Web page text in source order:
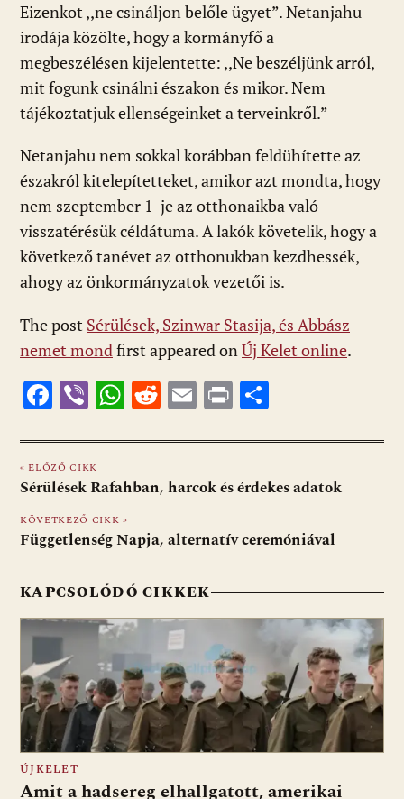
Eizenkot ,,ne csináljon belőle ügyet”. Netanjahu
irodája közölte, hogy a kormányfő a
megbeszélésen kijelentette: ,,Ne beszéljünk arról,
mit fogunk csinálni északon és mikor. Nem
tájékoztatjuk ellenségeinket a terveinkről.”
Netanjahu nem sokkal korábban feldühítette az
északról kitelepítetteket, amikor azt mondta, hogy
nem szeptember 1-je az otthonaikba való
visszatérésük céldátuma. A lakók követelik, hogy a
következő tanévet az otthonukban kezdhessék,
ahogy az önkormányzatok vezetői is.
The post Sérülések, Szinwar Stasija, és Abbász
nemet mond first appeared on Új Kelet online.
F
e
b
o
o
Vi
er
W
at
s
A
p
R
d
di
E
ai
l
Pr
t za
m
g
« ELŐZŐ CIKK
Sérülések Rafahban, harcok és érdekes adatok
KÖVETKEZŐ CIKK »
Függetlenség Napja, alternatív ceremóniával
KAPCSOLÓDÓ CIKKEK
ÚJKELET
Amit a hadsereg elhallgatott, amerikai